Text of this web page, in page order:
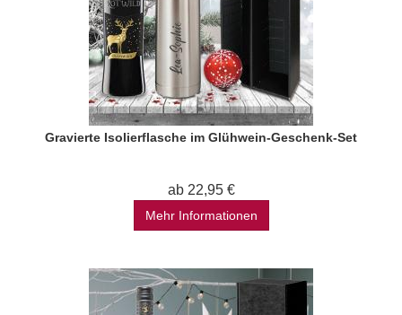
Gravierte Isolierflasche im Glühwein-Geschenk-Set
ab 22,95 €
Mehr Informationen